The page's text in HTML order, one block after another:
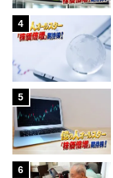
4
5
6